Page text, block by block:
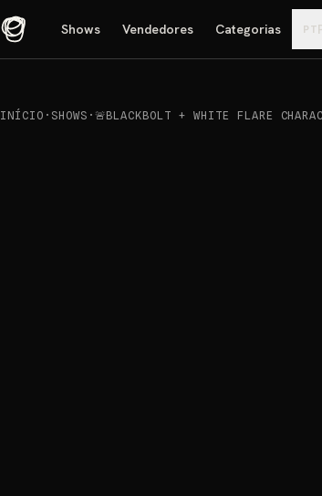
Shows Vendedores Categorias PT
INÍCIO · SHOWS · 🚨BLACKBOLT + WHITE FLARE